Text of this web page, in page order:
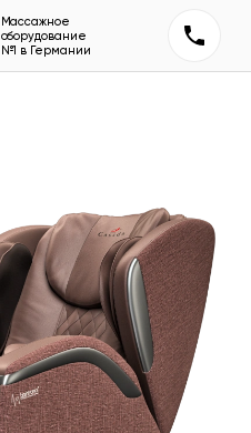
Массажное
оборудование
№1 в Германии